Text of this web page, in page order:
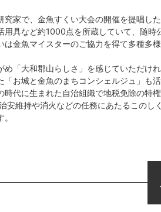
家で、金魚すくい大会の開催を提唱し
用具など約1000点を所蔵していて、随時
金魚マイスターのご協力を得て多種多
め「大和郡山らしさ」を感じていただけ
お城と金魚のまちコンシェルジュ」も
時代に生まれた自治組織で地税免除の特
安維持や消火などの任務にあたるこのし